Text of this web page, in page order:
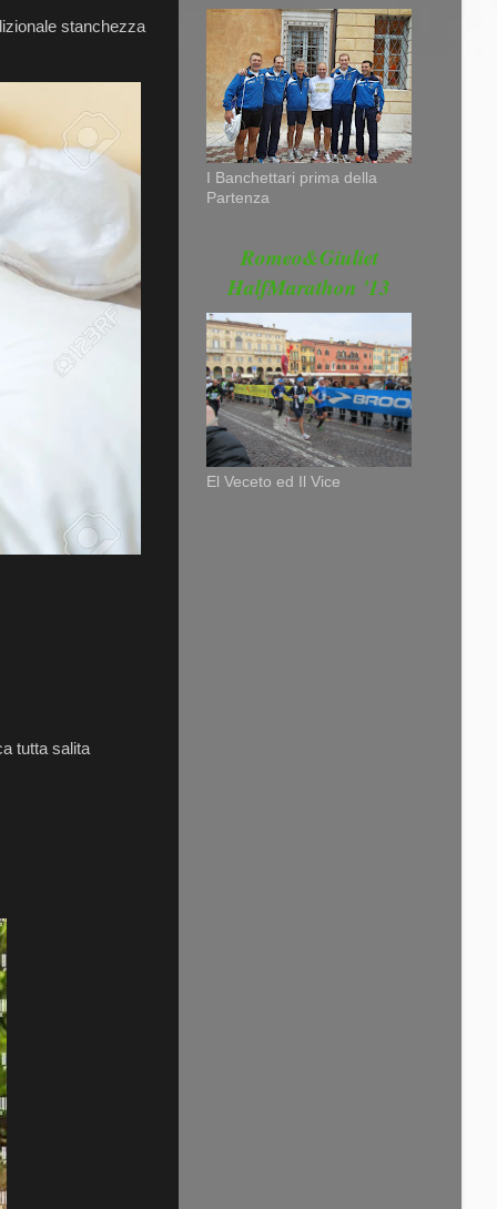
stanchezza
tutta salita
I Banchettari prima della
Partenza
Romeo&Giuliet
HalfMarathon '13
El Veceto ed Il Vice